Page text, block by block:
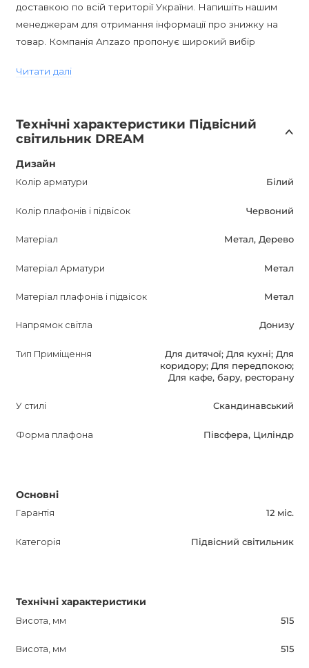
доставкою по всій території України. Напишіть нашим
менеджерам для отримання інформації про знижку на
товар. Компанія Anzazo пропонує широкий вибір
ви робите правильний вибір! Цей світильник стане
Читати далі
Технічні характеристики Підвісний
світильник DREAM
Дизайн
Колір арматури Білий
Колір плафонів і підвісок Червоний
Матеріал Метал, Дерево
Матеріал Арматури Метал
Матеріал плафонів і підвісок Метал
Напрямок світла Донизу
Тип Приміщення
Для дитячої; Для кухні; Для
коридору; Для передпокою;
Для кафе, бару, ресторану
У стилі Скандинавський
Форма плафона Півсфера, Циліндр
Основні
Гарантія 12 міс.
Категорія Підвісний світильник
Технічні характеристики
Висота, мм 515
Висота, мм 515